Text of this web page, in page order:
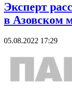
Эксперт
в Азовском
05.08.2022 17:29